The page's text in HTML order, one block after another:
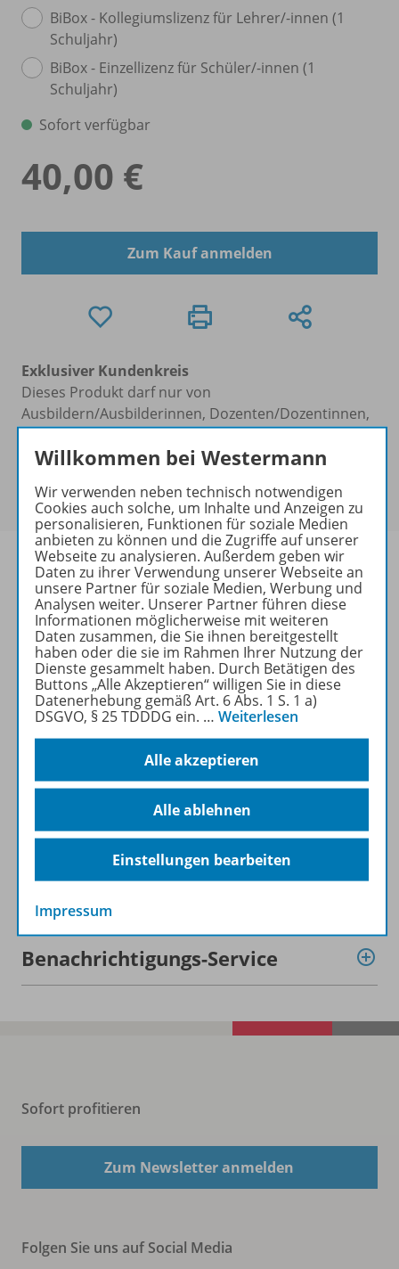
BiBox - Kollegiumslizenz für Lehrer/-innen (1
Schuljahr)
BiBox - Einzellizenz für Schüler/-innen (1
Schuljahr)
Sofort verfügbar
40,00 €
Zum Kauf anmelden
Exklusiver Kundenkreis
Dieses Produkt darf nur von
Ausbildern/Ausbilderinnen, Dozenten/Dozentinnen,
Erziehern/Erzieherinnen, Lehrkräften,
Referendaren/Referendarinnen,
erworben werden.
Produktinformationen
Beschreibung
Lizenzbedingungen
Zugehörige Produkte
Demoversion
Benachrichtigungs-Service
Sofort profitieren
Zum Newsletter anmelden
Folgen Sie uns auf Social Media
Willkommen bei Westermann
Wir verwenden neben technisch notwendigen
Cookies auch solche, um Inhalte und Anzeigen zu
personalisieren, Funktionen für soziale Medien
anbieten zu können und die Zugriffe auf unserer
Webseite zu analysieren. Außerdem geben wir
Daten zu ihrer Verwendung unserer Webseite an
unsere Partner für soziale Medien, Werbung und
Analysen weiter. Unserer Partner führen diese
Informationen möglicherweise mit weiteren
Daten zusammen, die Sie ihnen bereitgestellt
haben oder die sie im Rahmen Ihrer Nutzung der
Dienste gesammelt haben. Durch Betätigen des
Buttons „Alle Akzeptieren“ willigen Sie in diese
Datenerhebung gemäß Art. 6 Abs. 1 S. 1 a)
DSGVO, § 25 TDDDG ein. … Weiterlesen
Alle akzeptieren
Alle ablehnen
Einstellungen bearbeiten
Impressum